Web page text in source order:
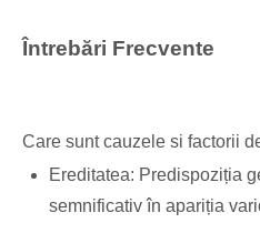
Întrebări Frecvente
Care sunt cauzele si factorii
Ereditatea: Predispoziția
semnificativ în apariția